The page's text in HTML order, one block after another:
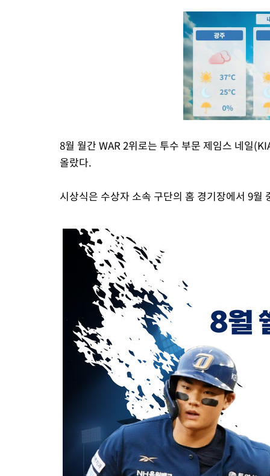
8월 월간 WAR 2위로는 투수 부문 제임스 네일
올랐다.
시상식은 수상자 소속 구단의 홈 경기장에서 9